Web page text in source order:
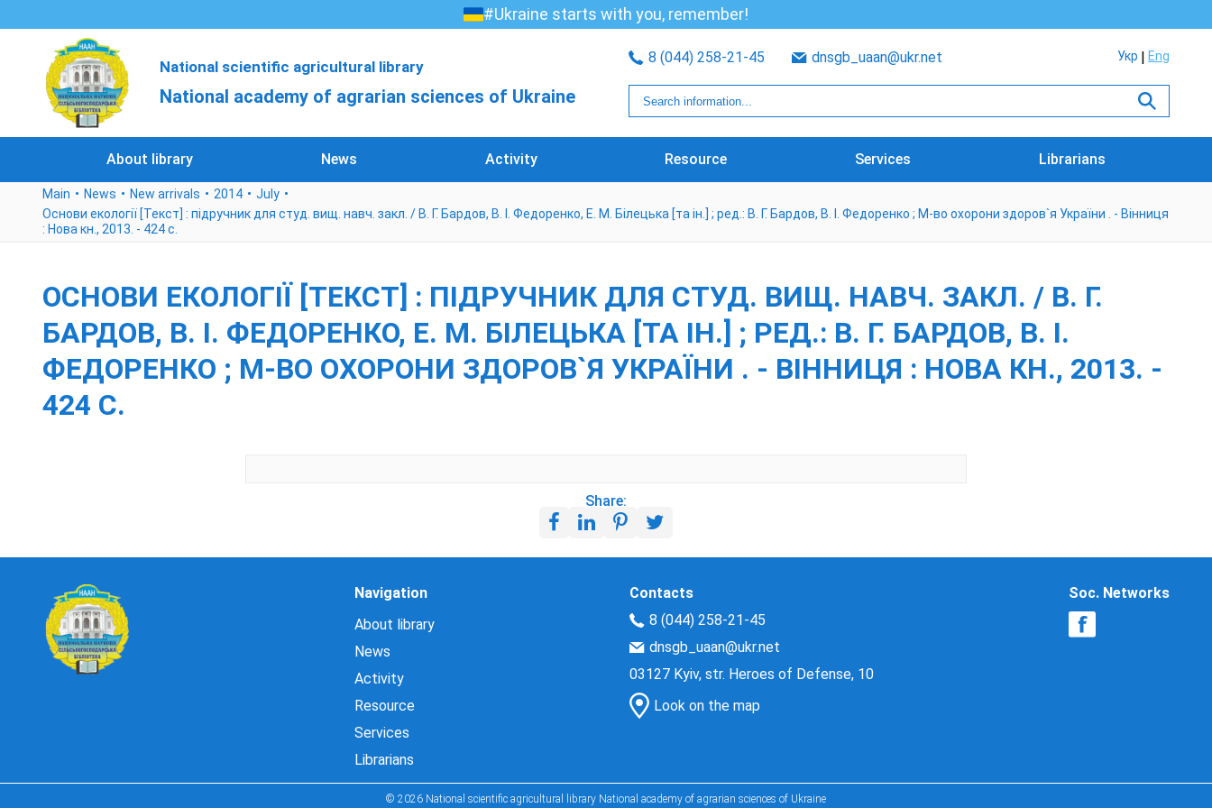
#Ukraine starts with you, remember!
National scientific agricultural library
National academy of agrarian sciences of Ukraine
8 (044) 258-21-45 dnsgb_uaan@ukr.net Укр Eng
About library News Activity Resource Services Librarians
Main News New arrivals 2014
July
Основи екології [Текст] : підручник для студ. вищ. навч. закл. / В. Г. Бардов, В. І. Федоренко, Е. М. Білецька [та ін.] ; ред.: В. Г. Бардов, В. І. Федоренко ; М-во охорони здоров`я України . - Вінниця
: Нова кн., 2013. - 424 с.
ОСНОВИ ЕКОЛОГІЇ [ТЕКСТ] : ПІДРУЧНИК ДЛЯ СТУД. ВИЩ. НАВЧ. ЗАКЛ. / В. Г.
БАРДОВ, В. І. ФЕДОРЕНКО, Е. М. БІЛЕЦЬКА [ТА ІН.] ; РЕД.: В. Г. БАРДОВ, В. І.
ФЕДОРЕНКО ; М-ВО ОХОРОНИ ЗДОРОВ`Я УКРАЇНИ . - ВІННИЦЯ : НОВА КН., 2013. -
424 С.
Share:
Navigation
About library
News
Activity
Resource
Services
Librarians
Contacts
8 (044) 258-21-45
dnsgb_uaan@ukr.net
03127 Kyiv, str. Heroes of Defense, 10
Look on the map
Soc. Networks
© 2026 National scientific agricultural library National academy of agrarian sciences of Ukraine